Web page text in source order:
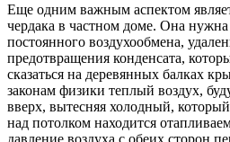
Еще одним важным аспектом
чердака в частном доме. Она нужна
постоянного воздухообмена,
предотвращения конденсата,
сказаться на деревянных балках
законам физики теплый воздух,
вверх, вытесняя холодный,
над потолком находится
давление воздуха с обеих сторон